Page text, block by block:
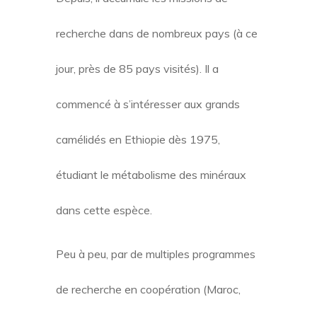
recherche dans de nombreux pays (à ce
jour, près de 85 pays visités). Il a
commencé à s’intéresser aux grands
camélidés en Ethiopie dès 1975,
étudiant le métabolisme des minéraux
dans cette espèce.
Peu à peu, par de multiples programmes
de recherche en coopération (Maroc,